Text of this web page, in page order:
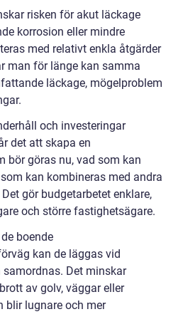
risken för akut läckage
korrosion eller mindre
med relativt enkla åtgärder
man för länge kan samma
läckage, mögelproblem
och investeringar
det att skapa en
bör göras nu, vad som kan
kan kombineras med andra
gör budgetarbetet enklare,
och större fastighetsägare.
boende
kan de läggas vid
Det minskar
av golv, väggar eller
blir lugnare och mer